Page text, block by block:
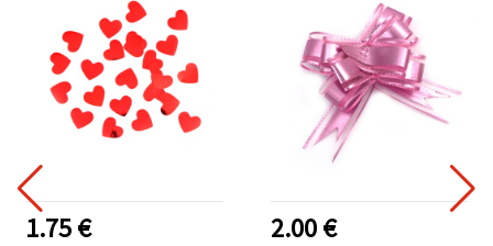
1.75 € 2.00 €